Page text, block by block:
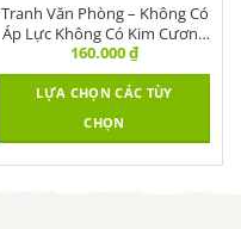
Tranh Văn Phòng – Không Có
Áp Lực Không Có Kim Cương
– DL-001
160.000₫
LỰA CHỌN CÁC TÙY
CHỌN